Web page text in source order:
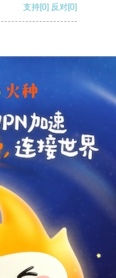
支持[0] 反对[0]
支持 [0] 反对[0]
支持[0] 反对